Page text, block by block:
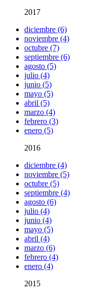
2017
diciembre (6)
noviembre (4)
octubre (7)
septiembre (6)
agosto (5)
julio (4)
junio (5)
mayo (5)
abril (5)
marzo (4)
febrero (3)
enero (5)
2016
diciembre (4)
noviembre (5)
octubre (5)
septiembre (4)
agosto (6)
julio (4)
junio (4)
mayo (5)
abril (4)
marzo (6)
febrero (4)
enero (4)
2015